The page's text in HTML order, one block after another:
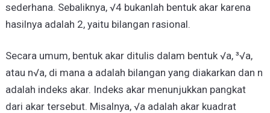
sederhana. Sebaliknya, √4 bukanlah bentuk akar karena
hasilnya adalah 2, yaitu bilangan rasional.
Secara umum, bentuk akar ditulis dalam bentuk √a, ³√a,
atau n√a, di mana a adalah bilangan yang diakarkan dan n
adalah indeks akar. Indeks akar menunjukkan pangkat
dari akar tersebut. Misalnya, √a adalah akar kuadrat